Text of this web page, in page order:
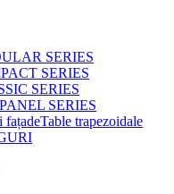
SERIES
SERIES
SERIES
PANEL SERIES
fațadeTable trapezoidale